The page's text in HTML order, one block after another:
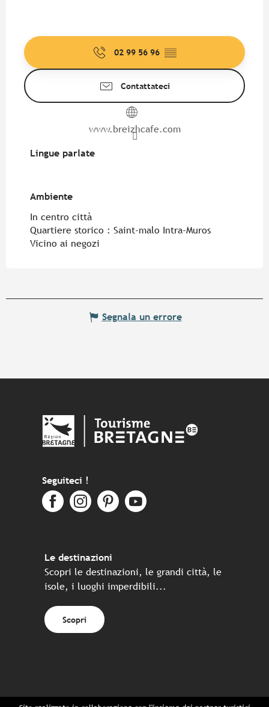
02 99 56 96 ▒▒
Contattateci
www.breizhcafe.com
Lingue parlate
Lingue parlate
Ambiente
Ambiente
In centro città
Quartiere storico : Saint-malo Intra-Muros
Vicino ai negozi
Segnala un errore
Seguiteci !
Le destinazioni
Scopri le destinazioni, le grandi città, le
isole, i luoghi imperdibili...
Scopri